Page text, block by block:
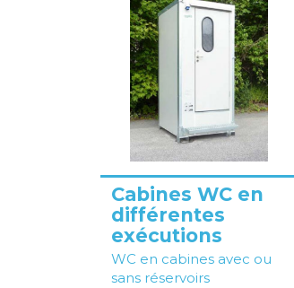
Cabines WC en
différentes
exécutions
WC en cabines avec ou
sans réservoirs